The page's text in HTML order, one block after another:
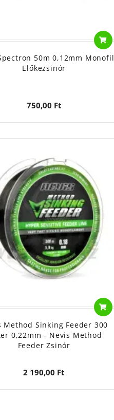
50m 0,12mm Monofil
Előkezsinór
750,00 Ft
Method Sinking Feeder 300
0,22mm - Nevis Method
Feeder Zsinór
2 190,00 Ft